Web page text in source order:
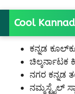
Cool
ಕನ್ನಡ
ಚಿಲ್ಕರ್ನಾಟಕ
ನಗರ ಕನ್ನಡ
ನಮ್ಮಸ್ಟೈಲ್